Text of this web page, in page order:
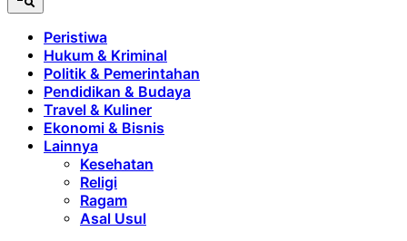
Peristiwa
Hukum & Kriminal
Politik & Pemerintahan
Pendidikan & Budaya
Travel & Kuliner
Ekonomi & Bisnis
Lainnya
Kesehatan
Religi
Ragam
Asal Usul